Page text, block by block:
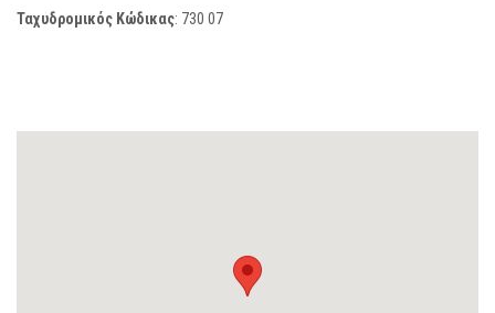
Ταχυδρομικός Κώδικας: 730 07